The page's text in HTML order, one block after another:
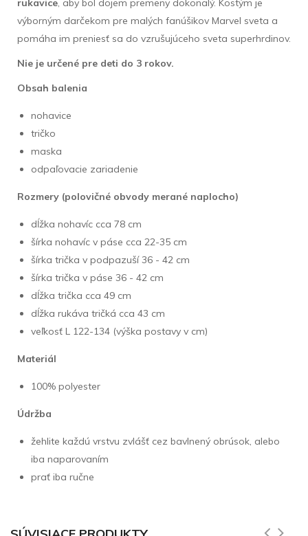
rukavice, aby bol dojem premeny dokonalý. Kostým je
výborným darčekom pre malých fanúšikov Marvel sveta a
pomáha im preniesť sa do vzrušujúceho sveta superhrdinov.
Nie je určené pre deti do 3 rokov.
Obsah balenia
nohavice
tričko
maska
odpaľovacie zariadenie
Rozmery (polovičné obvody merané naplocho)
dĺžka nohavíc cca 78 cm
šírka nohavíc v páse cca 22-35 cm
šírka trička v podpazuší 36 - 42 cm
šírka trička v páse 36 - 42 cm
dĺžka trička cca 49 cm
dĺžka rukáva tričká cca 43 cm
veľkosť L 122-134 (výška postavy v cm)
Materiál
100% polyester
Údržba
žehlite každú vrstvu zvlášť cez bavlnený obrúsok, alebo
iba naparovaním
prať iba ručne